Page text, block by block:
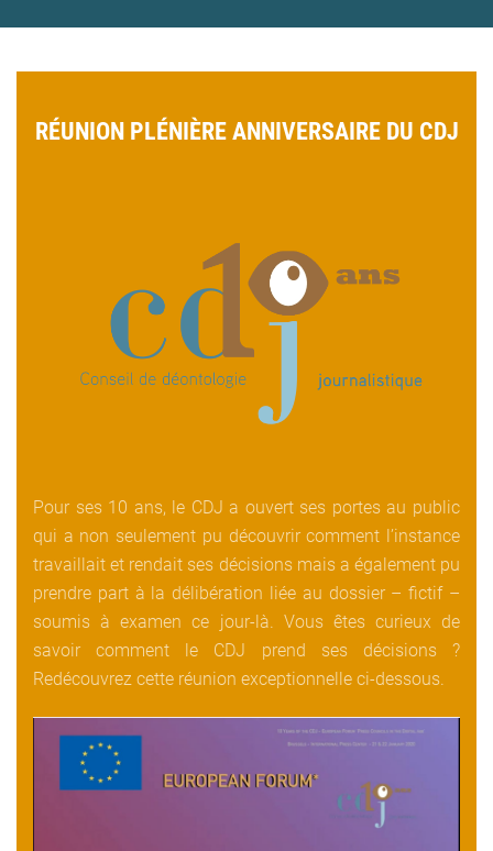
RÉUNION PLÉNIÈRE ANNIVERSAIRE DU CDJ
Pour ses 10 ans, le CDJ a ouvert ses portes au public
qui a non seulement pu découvrir comment l’instance
travaillait et rendait ses décisions mais a également pu
prendre part à la délibération liée au dossier – fictif –
soumis à examen ce jour-là. Vous êtes curieux de
savoir comment le CDJ prend ses décisions ?
Redécouvrez cette réunion exceptionnelle ci-dessous.